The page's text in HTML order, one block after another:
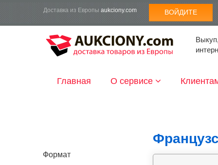
Доставка из Европы aukciony.com ВОЙДИТЕ
Главная О сервисе
Формат